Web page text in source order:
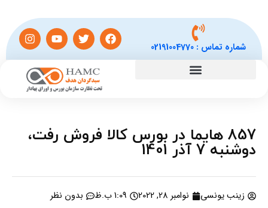
شماره تماس :02191004770
857 هایما در بورس کالا فروش رفت،
دوشنبه 7 آذر 1401
زینب یونسی نوامبر 28, 2022 1:09 ب.ظ بدون نظر